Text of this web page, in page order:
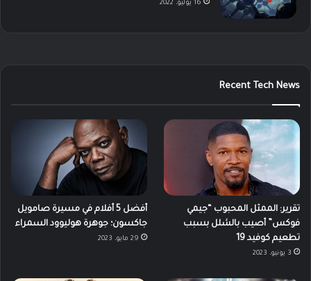
16 يوليو، 2022
Recent Tech News
تقرير: الممثل المحبوب “جيمي
فوكس” أصيب بالشلل بسبب
تطعيم كوفيد 19
3 يونيو، 2023
أفضل 5 أفلام في مسيرة صامويل
جاكسون؛ جوهرة هوليوود السمراء
29 مايو، 2023